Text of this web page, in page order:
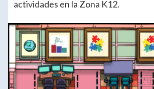
actividades en la Zona K12.